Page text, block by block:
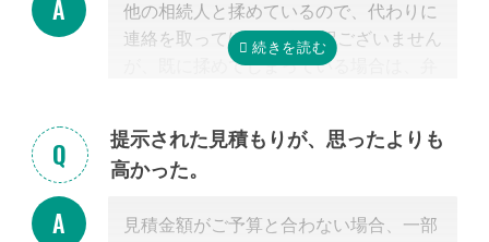
続手続きを明らかにすること、それに対
するお見積りを提示するところまでは無
料で行っています。
クしてほしい」といったご相談は、専門
家の能力を使った実務に当たるため、無
料面談の対象外です。詳しくは専門スタ
他の相続人と揉めているので、代わりに
連絡を取ってほしい 申し訳ございません
が、既に揉めてしまっている場合は、弁
に相談可能な弁護士が掲載されています
ので、お客様から弁護士事務所に直接ご
提示された見積もりが、思ったよりも
高かった。
見積金額がご予算と合わない場合、一部